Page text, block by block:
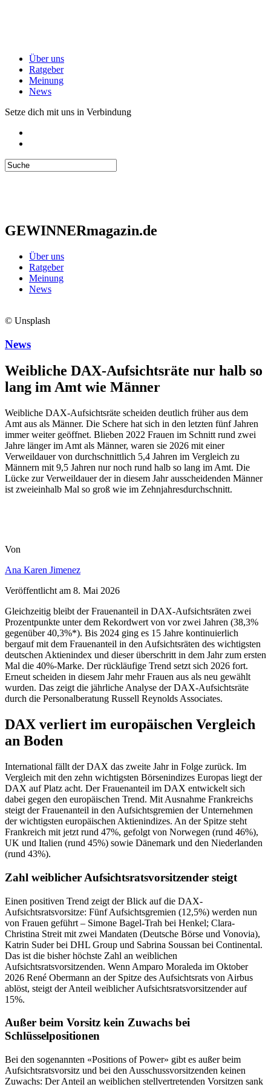
Über uns
Ratgeber
Meinung
News
Setze dich mit uns in Verbindung
GEWINNERmagazin.de
Über uns
Ratgeber
Meinung
News
© Unsplash
News
Weibliche DAX-Aufsichtsräte nur halb so
lang im Amt wie Männer
Weibliche DAX-Aufsichtsräte scheiden deutlich früher aus dem
Amt aus als Männer. Die Schere hat sich in den letzten fünf Jahren
immer weiter geöffnet. Blieben 2022 Frauen im Schnitt rund zwei
Jahre länger im Amt als Männer, waren sie 2026 mit einer
Verweildauer von durchschnittlich 5,4 Jahren im Vergleich zu
Männern mit 9,5 Jahren nur noch rund halb so lang im Amt. Die
Lücke zur Verweildauer der in diesem Jahr ausscheidenden Männer
ist zweieinhalb Mal so groß wie im Zehnjahresdurchschnitt.
Von
Ana Karen Jimenez
Veröffentlicht am 8. Mai 2026
Gleichzeitig bleibt der Frauenanteil in DAX-Aufsichtsräten zwei
Prozentpunkte unter dem Rekordwert von vor zwei Jahren (38,3%
gegenüber 40,3%*). Bis 2024 ging es 15 Jahre kontinuierlich
bergauf mit dem Frauenanteil in den Aufsichtsräten des wichtigsten
deutschen Aktienindex und dieser überschritt in dem Jahr zum ersten
Mal die 40%-Marke. Der rückläufige Trend setzt sich 2026 fort.
Erneut scheiden in diesem Jahr mehr Frauen aus als neu gewählt
wurden. Das zeigt die jährliche Analyse der DAX-Aufsichtsräte
durch die Personalberatung Russell Reynolds Associates.
DAX verliert im europäischen Vergleich
an Boden
International fällt der DAX das zweite Jahr in Folge zurück. Im
Vergleich mit den zehn wichtigsten Börsenindizes Europas liegt der
DAX auf Platz acht. Der Frauenanteil im DAX entwickelt sich
dabei gegen den europäischen Trend. Mit Ausnahme Frankreichs
steigt der Frauenanteil in den Aufsichtsgremien der Unternehmen
der wichtigsten europäischen Aktienindizes. An der Spitze steht
Frankreich mit jetzt rund 47%, gefolgt von Norwegen (rund 46%),
UK und Italien (rund 45%) sowie Dänemark und den Niederlanden
(rund 43%).
Zahl weiblicher Aufsichtsratsvorsitzender steigt
Einen positiven Trend zeigt der Blick auf die DAX-
Aufsichtsratsvorsitze: Fünf Aufsichtsgremien (12,5%) werden nun
von Frauen geführt – Simone Bagel-Trah bei Henkel; Clara-
Christina Streit mit zwei Mandaten (Deutsche Börse und Vonovia),
Katrin Suder bei DHL Group und Sabrina Soussan bei Continental.
Das ist die bisher höchste Zahl an weiblichen
Aufsichtsratsvorsitzenden. Wenn Amparo Moraleda im Oktober
2026 René Obermann an der Spitze des Aufsichtsrats von Airbus
ablöst, steigt der Anteil weiblicher Aufsichtsratsvorsitzender auf
15%.
Außer beim Vorsitz kein Zuwachs bei
Schlüsselpositionen
Bei den sogenannten «Positions of Power» gibt es außer beim
Aufsichtsratsvorsitz und bei den Ausschussvorsitzenden keinen
Zuwachs: Der Anteil an weiblichen stellvertretenden Vorsitzen sank